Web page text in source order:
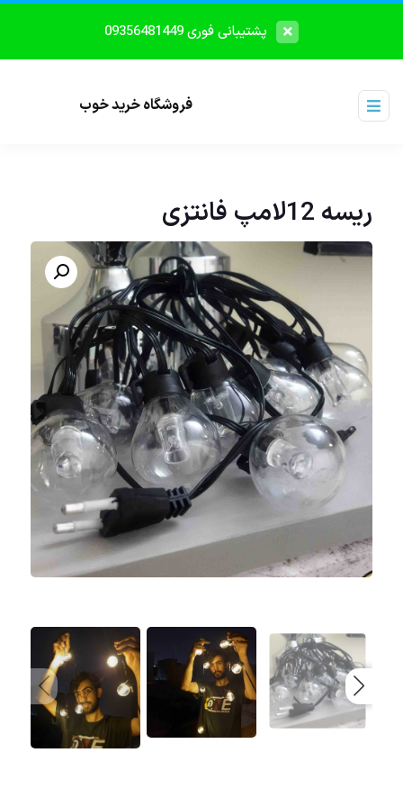
پشتیبانی فوری 09356481449
فروشگاه خرید خوب
ریسه 12لامپ فانتزی